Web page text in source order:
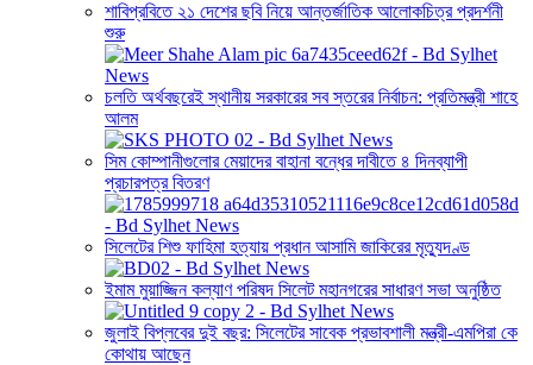
শাবিপ্রবিতে ২১ দেশের ছবি নিয়ে আন্তর্জাতিক আলোকচিত্র প্রদর্শনী
শুরু
চলতি অর্থবছরেই স্থানীয় সরকারের সব স্তরের নির্বাচন: প্রতিমন্ত্রী শাহে
আলম
সিম কোম্পানীগুলোর মেয়াদের বাহানা বন্ধের দাবীতে ৪ দিনব্যাপী
প্রচারপত্র বিতরণ
সিলেটের শিশু ফাহিমা হত্যায় প্রধান আসামি জাকিরের মৃত্যুদণ্ড
ইমাম মুয়াজ্জিন কল্যাণ পরিষদ সিলেট মহানগরের সাধারণ সভা অনুষ্ঠিত
জুলাই বিপ্লবের দুই বছর: সিলেটের সাবেক প্রভাবশালী মন্ত্রী-এমপিরা কে
কোথায় আছেন